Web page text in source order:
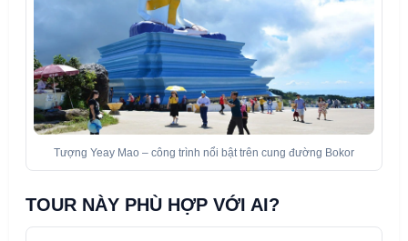
Tượng Yeay Mao – công trình nổi bật trên cung đường Bokor
TOUR NÀY PHÙ HỢP VỚI AI?